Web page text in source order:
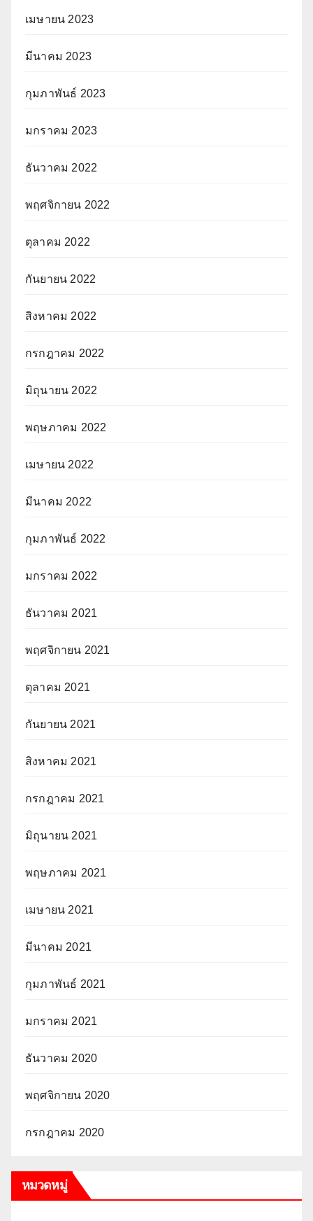
เมษายน 2023
มีนาคม 2023
กุมภาพันธ์ 2023
มกราคม 2023
ธันวาคม 2022
พฤศจิกายน 2022
ตุลาคม 2022
กันยายน 2022
สิงหาคม 2022
กรกฎาคม 2022
มิถุนายน 2022
พฤษภาคม 2022
เมษายน 2022
มีนาคม 2022
กุมภาพันธ์ 2022
มกราคม 2022
ธันวาคม 2021
พฤศจิกายน 2021
ตุลาคม 2021
กันยายน 2021
สิงหาคม 2021
กรกฎาคม 2021
มิถุนายน 2021
พฤษภาคม 2021
เมษายน 2021
มีนาคม 2021
กุมภาพันธ์ 2021
มกราคม 2021
ธันวาคม 2020
พฤศจิกายน 2020
กรกฎาคม 2020
หมวดหมู่